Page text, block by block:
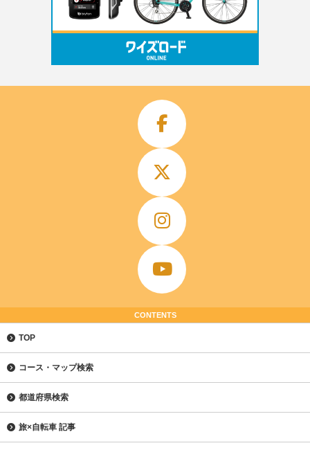
CONTENTS
TOP
コース・マップ検索
都道府県検索
旅×自転車 記事